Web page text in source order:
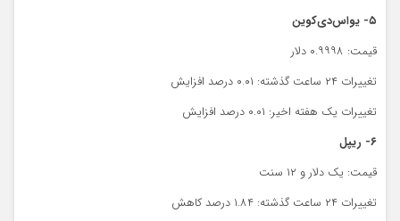
۵- یواس‌دی‌کوین
قیمت: ۰.۹۹۹۸ دلار
تغییرات ۲۴ ساعت گذشته: ۰.۰۱ درصد افزایش
تغییرات یک هفته اخیر: ۰.۰۱ درصد افزایش
۶- ریپل
قیمت: یک دلار و ۱۲ سنت
تغییرات ۲۴ ساعت گذشته: ۱.۸۴ درصد کاهش